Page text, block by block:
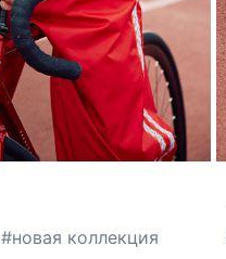
#новая коллекция